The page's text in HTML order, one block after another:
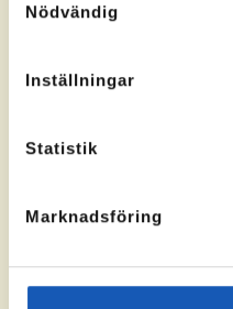
Nödvändig
Inställningar
Statistik
Marknadsföring
Åtvidaberg
Åtvidaberg